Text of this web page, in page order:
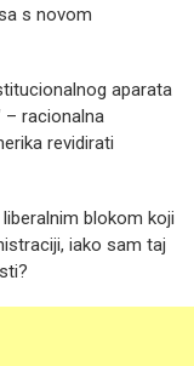
s novom
aparata
– racionalna
revidirati
blokom koji
iako sam taj